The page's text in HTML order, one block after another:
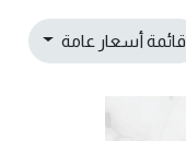
قائمة أسعار عامة